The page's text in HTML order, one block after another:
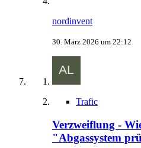
nordinvent
30. März 2026 um 22:12
Trafic
Verzweiflung -
"Abgassystem